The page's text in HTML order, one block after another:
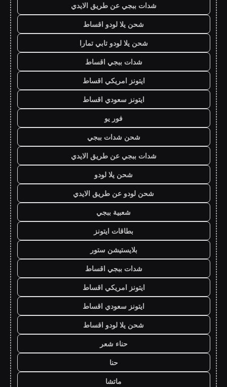
شدات ببجي عن طريق الايدي
شحن يلا لودو اقساط
شحن يلا لودو تابي تمارا
شدات ببجي اقساط
ايتونز امريكي اقساط
ايتونز سعودي اقساط
فور يو
شحن شدات ببجي
شدات ببجي عن طريق الايدي
شحن يلا لودو
شحن لودو عن طريق الايدي
شعبية ببجي
بطاقات ايتونز
بلايستيشن ستور
شدات ببجي اقساط
ايتونز امريكي اقساط
ايتونز سعودي اقساط
شحن يلا لودو اقساط
حناء شعر
حنا
ماتشا